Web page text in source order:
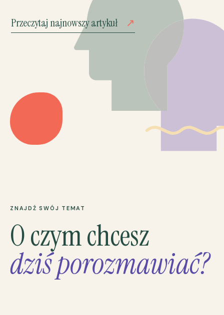
Przeczytaj najnowszy artykuł ↗
ZNAJDŹ SWÓJ TEMAT
O czym chcesz
dziś porozmawiać?